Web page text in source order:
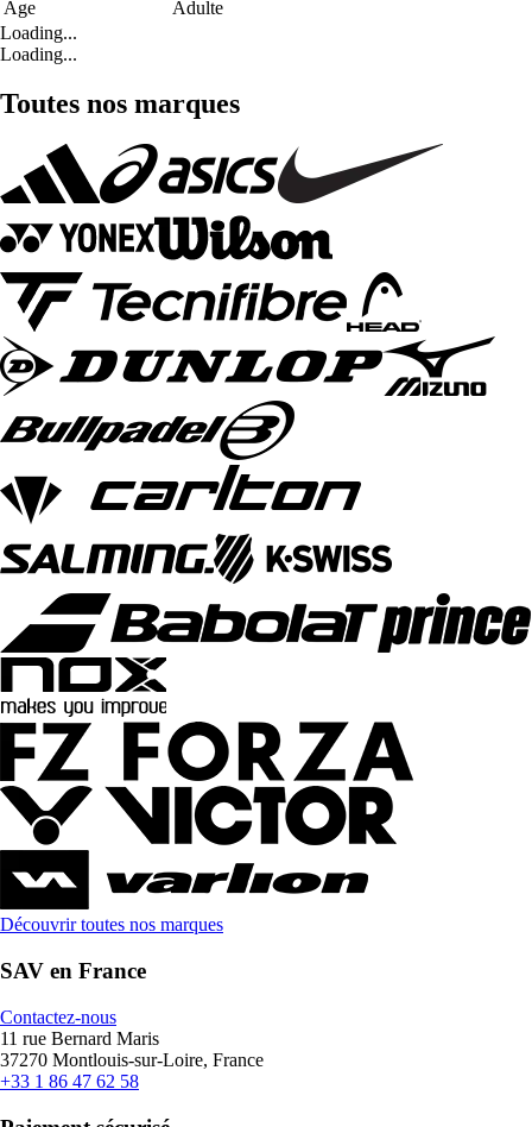
Age
Adulte
Loading...
Loading...
Toutes nos marques
Découvrir toutes nos marques
SAV en France
Contactez-nous
11 rue Bernard Maris
37270 Montlouis-sur-Loire, France
+33 1 86 47 62 58